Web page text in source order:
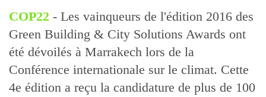
COP22 - Les vainqueurs de l'édition 2016 des
Green Building & City Solutions Awards ont
été dévoilés à Marrakech lors de la
Conférence internationale sur le climat. Cette
4e édition a reçu la candidature de plus de 100